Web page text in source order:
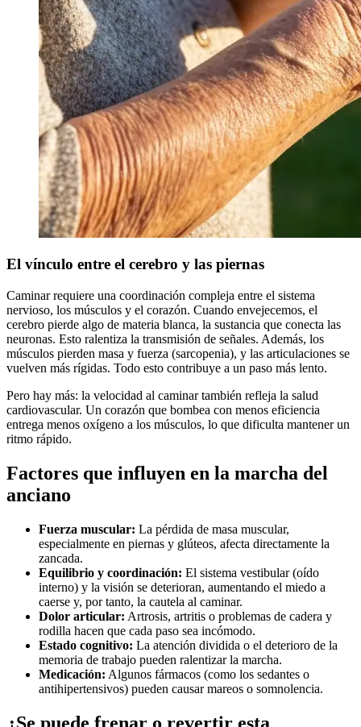
El vínculo entre el cerebro y las piernas
Caminar requiere una coordinación compleja entre el sistema
nervioso, los músculos y el corazón. Cuando envejecemos, el
cerebro pierde algo de materia blanca, la sustancia que conecta las
neuronas. Esto ralentiza la transmisión de señales. Además, los
músculos pierden masa y fuerza (sarcopenia), y las articulaciones se
vuelven más rígidas. Todo esto contribuye a un paso más lento.
Pero hay más: la velocidad al caminar también refleja la salud
cardiovascular. Un corazón que bombea con menos eficiencia
entrega menos oxígeno a los músculos, lo que dificulta mantener un
ritmo rápido.
Factores que influyen en la marcha del
anciano
Fuerza muscular: La pérdida de masa muscular,
especialmente en piernas y glúteos, afecta directamente la
zancada.
Equilibrio y coordinación: El sistema vestibular (oído
interno) y la visión se deterioran, aumentando el miedo a
caerse y, por tanto, la cautela al caminar.
Dolor articular: Artrosis, artritis o problemas de cadera y
rodilla hacen que cada paso sea incómodo.
Estado cognitivo: La atención dividida o el deterioro de la
memoria de trabajo pueden ralentizar la marcha.
Medicación: Algunos fármacos (como los sedantes o
antihipertensivos) pueden causar mareos o somnolencia.
¿Se puede frenar o revertir esta